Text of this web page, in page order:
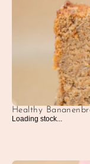
Healthy
Loading stock...